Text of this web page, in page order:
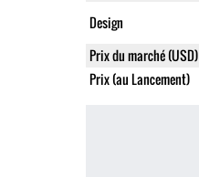
Design
Prix du marché (USD)
Prix (au Lancement)